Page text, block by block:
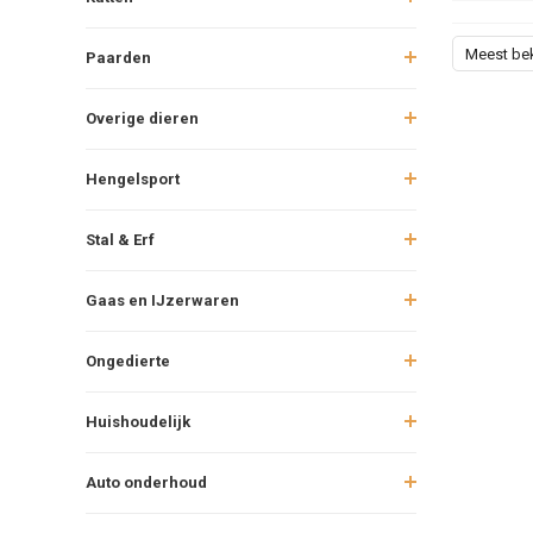
Paarden
Overige dieren
Hengelsport
Stal & Erf
Gaas en IJzerwaren
Ongedierte
Huishoudelijk
Auto onderhoud
Meest